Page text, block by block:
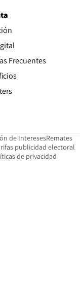
Opens in new
Frecuentes
window
de InteresesOpens in
Remates
in new window
publicidad electoral
de privacidad